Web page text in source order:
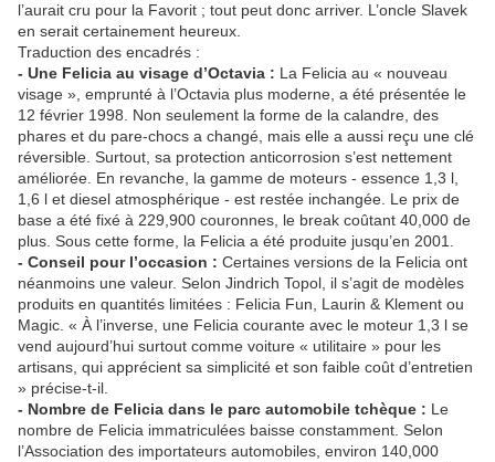
l’aurait cru pour la Favorit ; tout peut donc arriver. L’oncle Slavek
en serait certainement heureux.
Traduction des encadrés :
- Une Felicia au visage d’Octavia : La Felicia au « nouveau
visage », emprunté à l’Octavia plus moderne, a été présentée le
12 février 1998. Non seulement la forme de la calandre, des
phares et du pare‑chocs a changé, mais elle a aussi reçu une clé
réversible. Surtout, sa protection anticorrosion s’est nettement
améliorée. En revanche, la gamme de moteurs - essence 1,3 l,
1,6 l et diesel atmosphérique - est restée inchangée. Le prix de
base a été fixé à 229,900 couronnes, le break coûtant 40,000 de
plus. Sous cette forme, la Felicia a été produite jusqu’en 2001.
- Conseil pour l’occasion : Certaines versions de la Felicia ont
néanmoins une valeur. Selon Jindrich Topol, il s’agit de modèles
produits en quantités limitées : Felicia Fun, Laurin & Klement ou
Magic. « À l’inverse, une Felicia courante avec le moteur 1,3 l se
vend aujourd’hui surtout comme voiture « utilitaire » pour les
artisans, qui apprécient sa simplicité et son faible coût d’entretien
» précise‑t‑il.
- Nombre de Felicia dans le parc automobile tchèque : Le
nombre de Felicia immatriculées baisse constamment. Selon
l’Association des importateurs automobiles, environ 140,000